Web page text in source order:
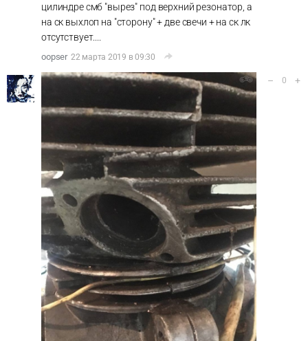
цилиндре смб "вырез" под верхний резонатор, а
на ск выхлоп на "сторону" + две свечи + на ск лк
отсутствует....
oopser 22 марта 2019 в 09:30
– 0 +